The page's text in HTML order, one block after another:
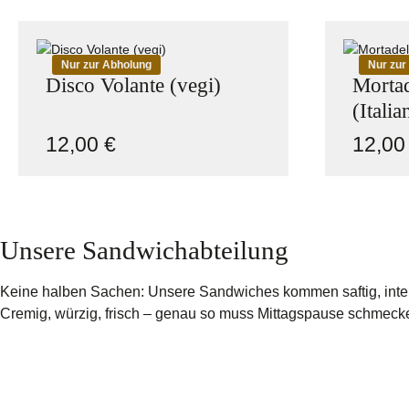
Nur zur Abholung
Disco Volante (vegi)
Regulärer Preis:
12,00 €
Nur
Unsere Sandwichabteilung
Keine halben Sachen: Unsere Sandwiches kommen saftig,
Cremig, würzig, frisch – genau so muss Mittagspause